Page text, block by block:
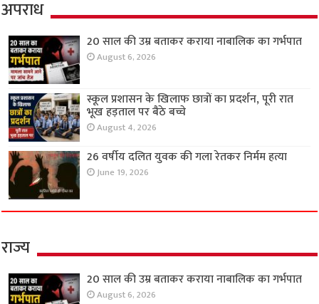
अपराध
20 साल की उम्र बताकर कराया नाबालिक का गर्भपात
August 6, 2026
स्कूल प्रशासन के खिलाफ छात्रों का प्रदर्शन, पूरी रात
भूख हड़ताल पर बैठे बच्चे
August 4, 2026
26 वर्षीय दलित युवक की गला रेतकर निर्मम हत्या
June 19, 2026
राज्य
20 साल की उम्र बताकर कराया नाबालिक का गर्भपात
August 6, 2026